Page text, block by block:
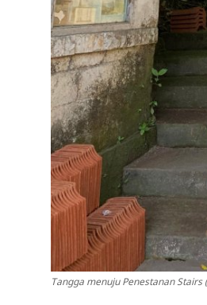
Tangga menuju Penestanan